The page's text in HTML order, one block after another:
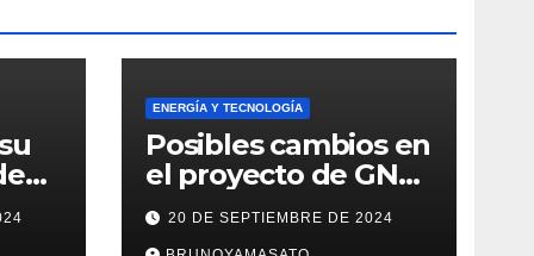
y
ENERGÍA Y TECNOLOGÍA
Posibles cambios en
el proyecto de GNL:
Petronas podría
salir, pero la
20 DE SEPTIEMBRE DE 2024